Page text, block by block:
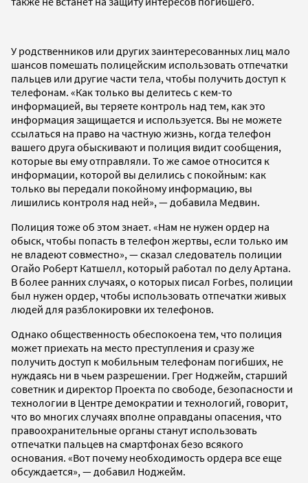
У родственников или других заинтересованных лиц мало
шансов помешать полицейским использовать отпечатки
пальцев или другие части тела, чтобы получить доступ к
телефонам. «Как только вы делитесь с кем-то
информацией, вы теряете контроль над тем, как это
информация защищается и используется. Вы не можете
ссылаться на право на частную жизнь, когда телефон
вашего друга обыскивают и полиция видит сообщения,
которые вы ему отправляли. То же самое относится к
информации, которой вы делились с покойным: как
только вы передали покойному информацию, вы
лишились контроля над ней», — добавила Медвин.
Полиция тоже об этом знает. «Нам не нужен ордер на
обыск, чтобы попасть в телефон жертвы, если только им
не владеют совместно», — сказал следователь полиции
Огайо Роберт Катшелл, который работал по делу Артана.
В более ранних случаях, о которых писал Forbes, полиции
был нужен ордер, чтобы использовать отпечатки живых
людей для разблокировки их телефонов.
Однако общественность обеспокоена тем, что полиция
может приехать на место преступления и сразу же
получить доступ к мобильным телефонам погибших, не
нуждаясь ни в чьем разрешении. Грег Ноджейм, старший
советник и директор Проекта по свободе, безопасности и
технологии в Центре демократии и технологий, говорит,
что во многих случаях вполне оправданы опасения, что
правоохранительные органы станут использовать
отпечатки пальцев на смартфонах безо всякого
основания. «Вот почему необходимость ордера все еще
обсуждается», — добавил Ноджейм.